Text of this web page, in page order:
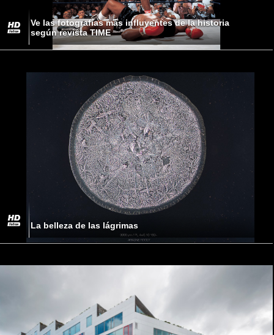
Ve las fotografías más influyentes de la historia
según revista TIME
La belleza de las lágrimas